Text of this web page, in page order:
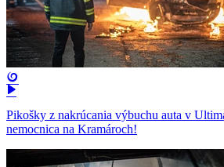
Pikošky z nakrúcania výbuchu auta v
nemocnica na Kramároch!